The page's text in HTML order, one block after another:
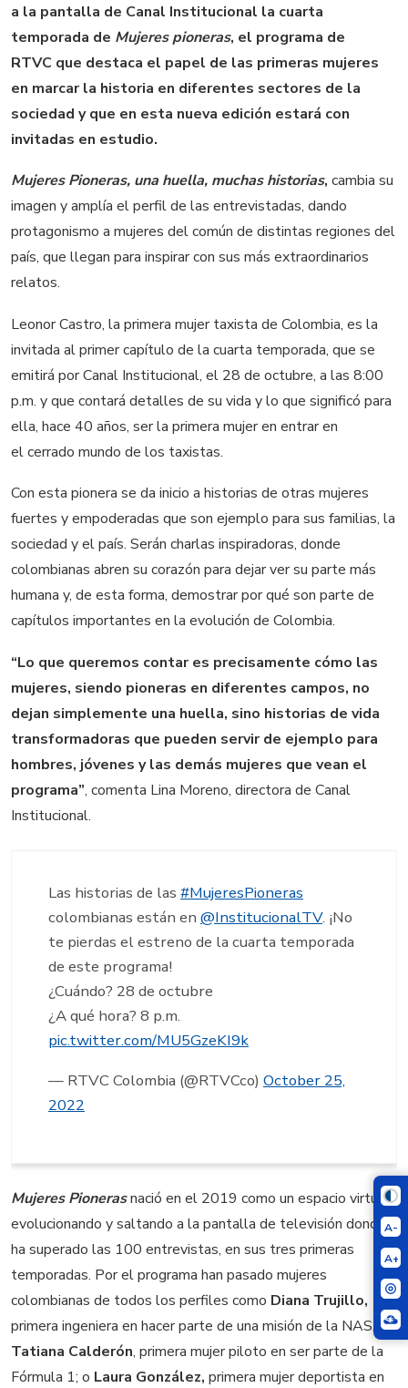
A-
A+
a la pantalla de Canal Institucional la cuarta
temporada de Mujeres pioneras, el programa de
RTVC que destaca el papel de las primeras mujeres
en marcar la historia en diferentes sectores de la
sociedad y que en esta nueva edición estará con
invitadas en estudio.
Mujeres Pioneras, una huella, muchas historias, cambia su
imagen y amplía el perfil de las entrevistadas, dando
protagonismo a mujeres del común de distintas regiones del
país, que llegan para inspirar con sus más extraordinarios
relatos.
Leonor Castro, la primera mujer taxista de Colombia, es la
invitada al primer capítulo de la cuarta temporada, que se
emitirá por Canal Institucional, el 28 de octubre, a las 8:00
p.m. y que contará detalles de su vida y lo que significó para
ella, hace 40 años, ser la primera mujer en entrar en
el cerrado mundo de los taxistas.
Con esta pionera se da inicio a historias de otras mujeres
fuertes y empoderadas que son ejemplo para sus familias, la
sociedad y el país. Serán charlas inspiradoras, donde
colombianas abren su corazón para dejar ver su parte más
humana y, de esta forma, demostrar por qué son parte de
capítulos importantes en la evolución de Colombia.
“Lo que queremos contar es precisamente cómo las
mujeres, siendo pioneras en diferentes campos, no
dejan simplemente una huella, sino historias de vida
transformadoras que pueden servir de ejemplo para
hombres, jóvenes y las demás mujeres que vean el
programa”, comenta Lina Moreno, directora de Canal
Institucional.
Las historias de las #MujeresPioneras
colombianas están en @InstitucionalTV. ¡No
te pierdas el estreno de la cuarta temporada
de este programa!
¿Cuándo? 28 de octubre
¿A qué hora? 8 p.m.
pic.twitter.com/MU5GzeKI9k
— RTVC Colombia (@RTVCco) October 25,
2022
Mujeres Pionerasnació en el 2019 como un espacio virtual,
evolucionando y saltando a la pantalla de televisión donde
ha superado las 100 entrevistas, en sus tres primeras
temporadas. Por el programa han pasado mujeres
colombianas de todos los perfiles como Diana Trujillo,
primera ingeniera en hacer parte de una misión de la NASA;
Tatiana Calderón, primera mujer piloto en ser parte de la
Fórmula 1; o Laura González, primera mujer deportista en